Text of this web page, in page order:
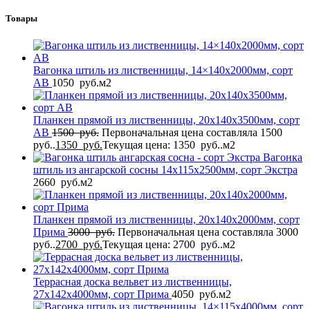
Товары
Вагонка штиль из лиственницы, 14×140x2000мм, сорт
AB 1050 руб.м2
Планкен прямой из лиственницы, 20x140x3500мм, сорт
AB 1500руб. Первоначальная цена составляла 1500
руб..1350 руб.Текущая цена: 1350 руб..м2
Вагонка
штиль из ангарской сосны 14x115x2500мм, сорт Экстра
2660 руб.м2
Планкен прямой из лиственницы, 20x140x2000мм, сорт
Прима 3000руб. Первоначальная цена составляла 3000
руб..2700 руб.Текущая цена: 2700 руб..м2
Террасная доска вельвет из лиственницы,
27x142x4000мм, сорт Прима 4050 руб.м2